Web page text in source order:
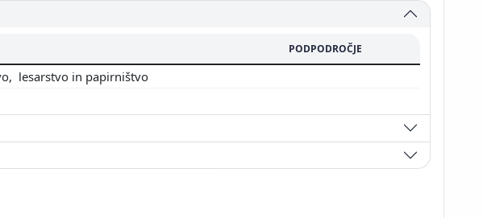
PODPODROČJE
lesarstvo in papirništvo